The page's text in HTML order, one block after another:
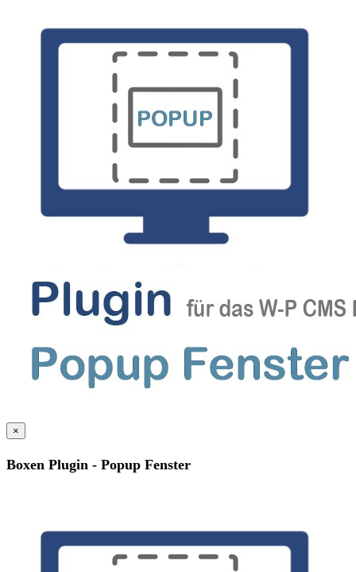
×
Boxen Plugin - Popup Fenster